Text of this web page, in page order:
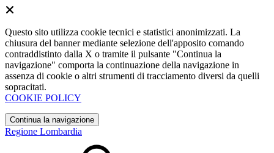
Questo sito utilizza cookie tecnici e statistici anonimizzati. La
chiusura del banner mediante selezione dell'apposito comando
contraddistinto dalla X o tramite il pulsante "Continua la
navigazione" comporta la continuazione della navigazione in
assenza di cookie o altri strumenti di tracciamento diversi da quelli
sopracitati.
COOKIE POLICY
Continua la navigazione
Regione Lombardia